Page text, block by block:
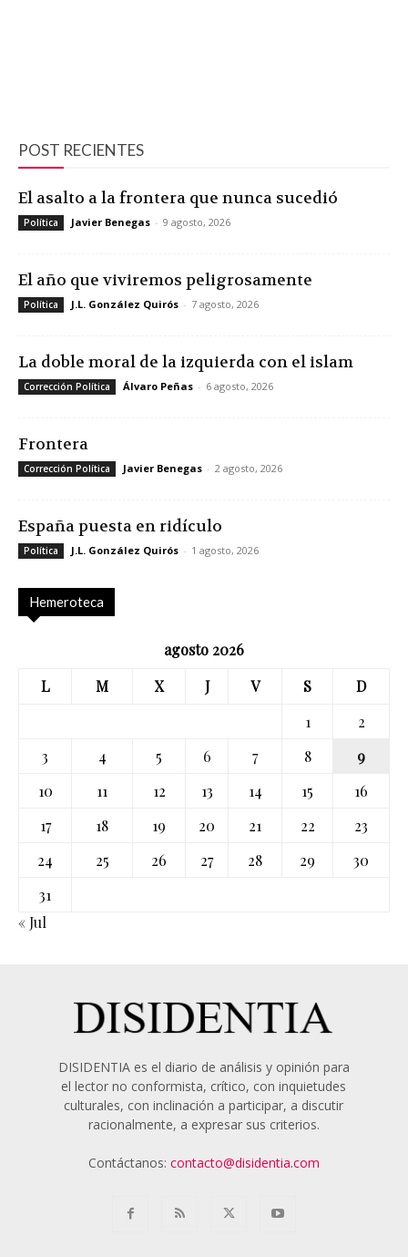
POST RECIENTES
El asalto a la frontera que nunca sucedió
Política Javier Benegas - 9 agosto, 2026
El año que viviremos peligrosamente
Política J.L. González Quirós - 7 agosto, 2026
La doble moral de la izquierda con el islam
Corrección Política Álvaro Peñas - 6 agosto, 2026
Frontera
Corrección Política Javier Benegas - 2 agosto, 2026
España puesta en ridículo
Política J.L. González Quirós - 1 agosto, 2026
Hemeroteca
agosto 2026
L
M X J V S
D
1
2
3
4 5 6 7 8
9
10
11 12 13 14 15
16
17
18 19 20 21 22
23
24
25 26 27 28 29
30
31
« Jul
DISIDENTIA es el diario de análisis y opinión para
el lector no conformista, crítico, con inquietudes
culturales, con inclinación a participar, a discutir
racionalmente, a expresar sus criterios.
Contáctanos: contacto@disidentia.com